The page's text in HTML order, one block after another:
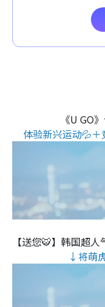
《U GO
体验新兴运动💦
【送您🐯】韩国超
↓将萌